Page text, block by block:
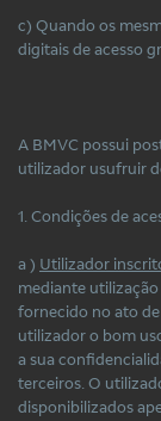
c) Quando os
digitais de acesso
A BMVC possui
utilizador usufruir
1. Condições de
a ) Utilizador
mediante
fornecido no ato
utilizador o bom
a sua
terceiros. O
disponibilizados